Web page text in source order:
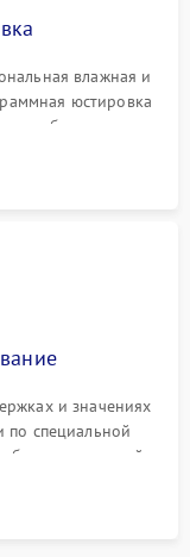
влажная и
юстировка
стабилизатора и
ПО.
и значениях
по специальной
встроенной
управления.